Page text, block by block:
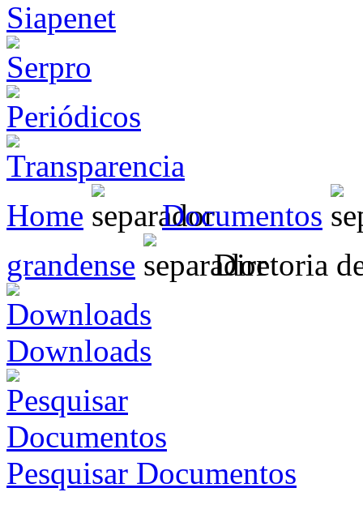
Home
Documentos
grandense
Diretoria
Downloads
Pesquisar Documentos